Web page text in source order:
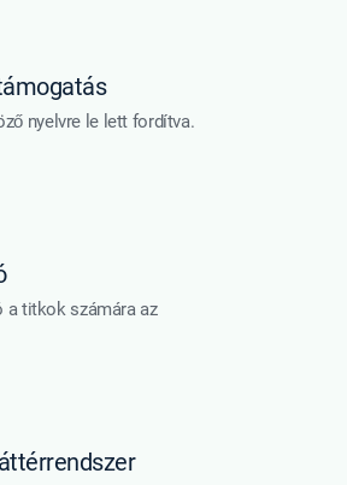
nyelvre le lett fordítva.
a titkok számára az